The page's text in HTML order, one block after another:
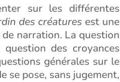
sur les différentes
des créatures est une
narration. La question
des croyances
générales sur le
se pose, sans jugement,